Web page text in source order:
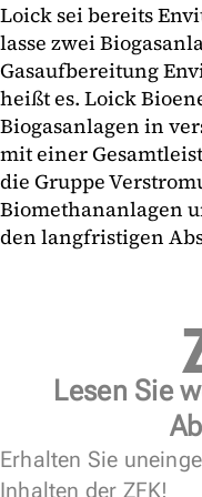
Loick sei bereits
lasse zwei
Gasaufbereitung
heißt es. Loick
Biogasanlagen in
mit einer
die Gruppe
Biomethananlagen
den langfristigen
Lesen Sie
Erhalten Sie
Inhalten der ZFK!